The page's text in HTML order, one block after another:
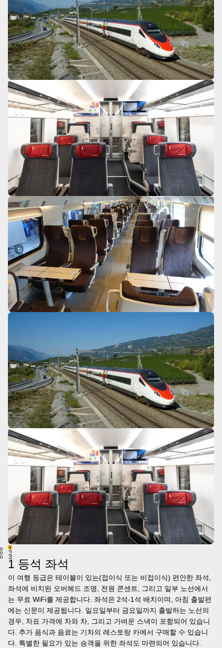
1
2
3
1 등석 좌석
이 여행 등급은 테이블이 있는(접이식 또는 비접이식) 편안한 좌석,
좌석에 비치된 오버헤드 조명, 전원 콘센트, 그리고 일부 노선에서
는 무료 WiFi를 제공합니다. 좌석은 2석-1석 배치이며, 아침 출발편
에는 신문이 제공됩니다. 일요일부터 금요일까지 출발하는 노선의
경우, 차표 가격에 차와 차, 그리고 가벼운 스낵이 포함되어 있습니
다. 추가 음식과 음료는 기차의 레스토랑 카에서 구매할 수 있습니
다. 특별한 필요가 있는 승객을 위한 좌석도 마련되어 있습니다.